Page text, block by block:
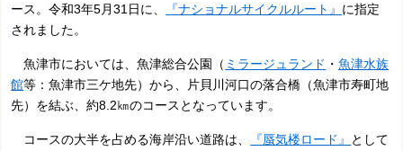
ース。令和3年5月31日に、
『ナショナルサイクルルート』 に指定
されました。
魚津市においては、魚津総合公園（ ミラージュランド ・魚津水族
館等：魚津市三ケ地先）から、片貝川河口の落合橋（魚津市寿町地
先）を結ぶ、約8.2㎞のコースとなっています。
コースの大半を占める海岸沿い道路は、 『蜃気楼ロード』
として